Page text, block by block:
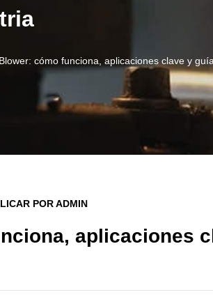
cómo funciona, aplicaciones clave y
POR ADMIN
aplicaciones